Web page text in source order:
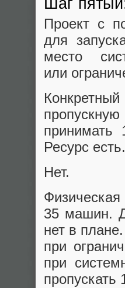
Проект с
для
место
или
принимать
Ресурс
Нет.
35 машин.
нет в
при
при